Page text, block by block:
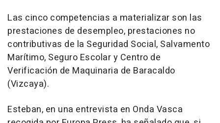
Las cinco competencias a materializar son las
prestaciones de desempleo, prestaciones no
contributivas de la Seguridad Social, Salvamento
Marítimo, Seguro Escolar y Centro de
Verificación de Maquinaria de Baracaldo
(Vizcaya).
Esteban, en una entrevista en Onda Vasca